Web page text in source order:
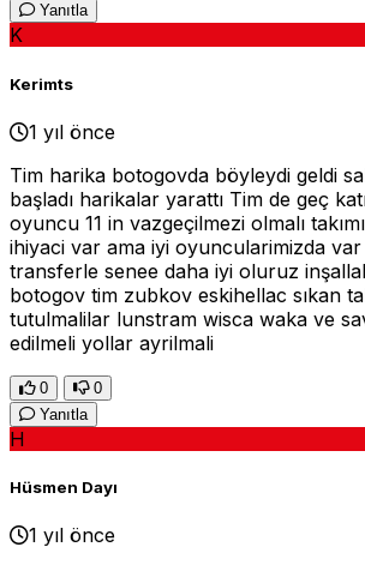
Yanıtla
K
Kerimts
1 yıl önce
Tim harika botogovda böyleydi geldi
başladı harikalar yarattı Tim de geç
oyuncu 11 in vazgeçilmezi olmalı
ihiyaci var ama iyi oyuncularimizda
transferle senee daha iyi oluruz
botogov tim zubkov eskihellac sıkan
tutulmalilar lunstram wisca waka ve
edilmeli yollar ayrilmali
0
0
Yanıtla
H
Hüsmen Dayı
1 yıl önce